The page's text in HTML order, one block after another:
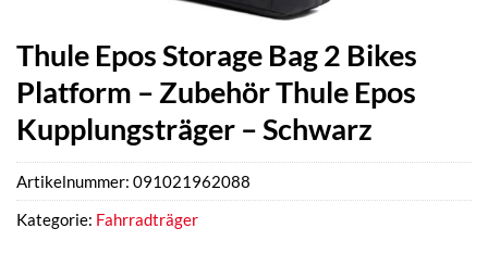
Thule Epos Storage Bag 2 Bikes
Platform – Zubehör Thule Epos
Kupplungsträger – Schwarz
Artikelnummer: 091021962088
Kategorie: Fahrradträger